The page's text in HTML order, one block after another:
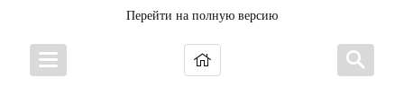
Перейти на полную версию